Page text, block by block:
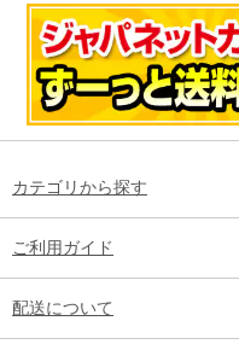
カテゴリから探す
ご利用ガイド
配送について